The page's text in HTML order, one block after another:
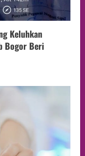
Keluhkan
Bogor Beri